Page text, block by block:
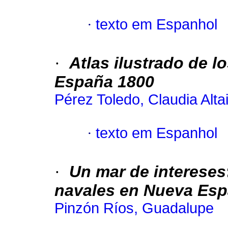
· texto em Espanhol
· Atlas ilustrado de
España 1800
Pérez Toledo, Claudia
· texto em Espanhol
· Un mar de intereses
navales en Nueva
Pinzón Ríos, Guadalupe